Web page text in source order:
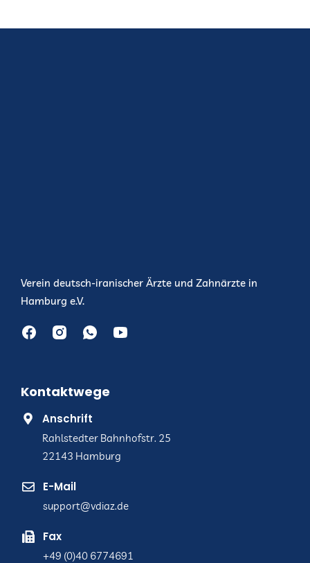
Verein deutsch-iranischer Ärzte und Zahnärzte in
Hamburg e.V.
Kontaktwege
Anschrift
Rahlstedter Bahnhofstr. 25
22143 Hamburg
E-Mail
support@vdiaz.de
Fax
+49 (0)40 6774691